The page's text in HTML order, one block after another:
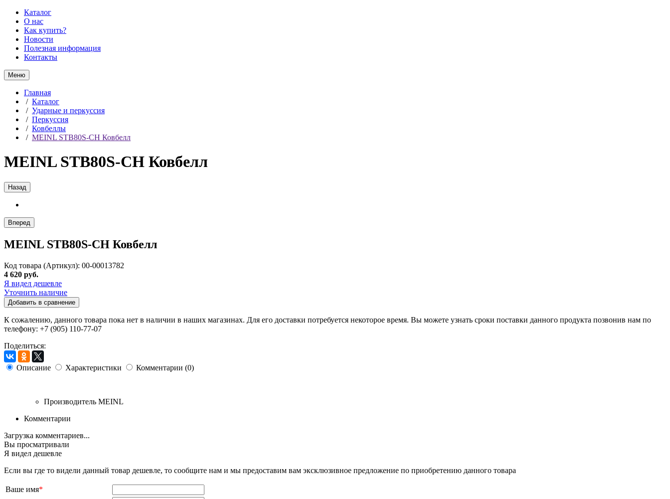
Каталог
О нас
Как купить?
Новости
Полезная информация
Контакты
Меню
Главная
/ Каталог
/ Ударные и перкуссия
/ Перкуссия
/ Ковбеллы
/ MEINL STB80S-CH Ковбелл
MEINL STB80S-CH Ковбелл
Назад
Вперед
MEINL STB80S-CH Ковбелл
Код товара (Артикул): 00-00013782
4 620 руб.
Я видел дешевле
Уточнить наличие
Добавить в сравнение
К сожалению, данного товара пока нет в наличии в наших магазинах. Для его доставки потребуется некоторое время. Вы можете узнать сроки поставки данного продукта позвонив нам по
телефону: +7 (905) 110-77-07
Поделиться:
Описание Характеристики Комментарии (0)
Производитель MEINL
Комментарии
Загрузка комментариев...
Вы просматривали
Я видел дешевле
Если вы где то видели данный товар дешевле, то сообщите нам и мы предоставим вам эксклюзивное предложение по приобретению данного товара
Ваше имя*